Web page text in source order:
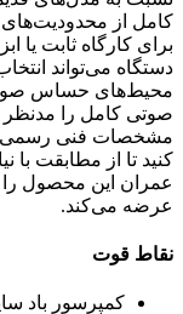
کامل از محدودیت‌های
برای کارگاه ثابت یا
دستگاه می‌تواند
محیط‌های حساس
صوتی کامل را مدنظر
مشخصات فنی رسمی،
کنید تا از مطابقت با
عمران این محصول
عرضه می‌کند.
نقاط قوت